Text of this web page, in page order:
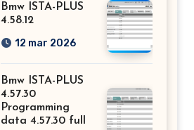
opinia i
Bmw ISTA-PLUS
4.58.12
12 mar 2026
Bmw ISTA-PLUS
4.57.30
Programming
data 4.57.30 full